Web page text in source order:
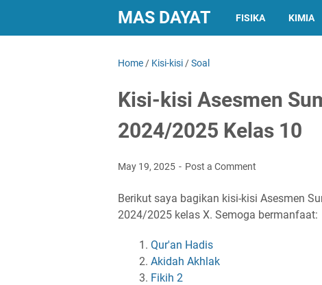
MAS DAYAT FISIKA KIMIA
Home / Kisi-kisi /Soal
Kisi-kisi Asesmen
2024/2025 Kelas 10
May 19, 2025 Post a Comment
Berikut saya bagikan kisi-kisi Asesmen
2024/2025 kelas X. Semoga bermanfaat:
Qur'an Hadis
Akidah Akhlak
Fikih 2